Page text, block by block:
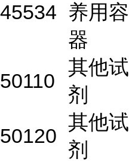
45534 养用容
器
50110
其他试
剂
50120
其他试
剂